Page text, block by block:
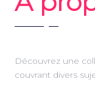
Découvrez une
couvrant divers